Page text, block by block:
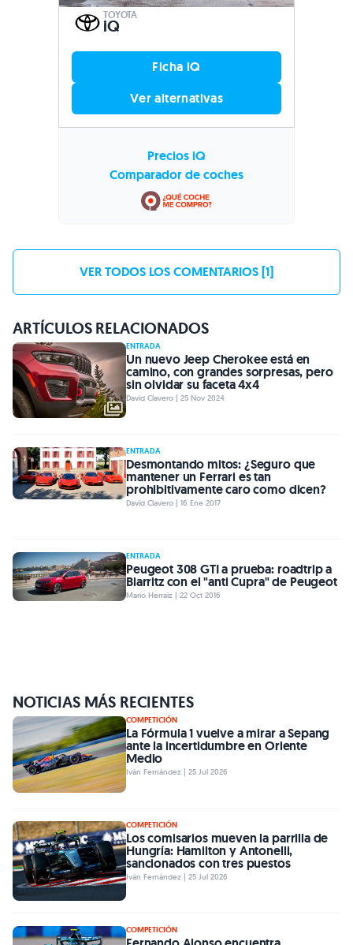
TOYOTA
iQ
Ficha iQ
Ver alternativas
Precios iQ
Comparador de coches
VER TODOS LOS COMENTARIOS [1]
ARTÍCULOS RELACIONADOS
ENTRADA
Un nuevo Jeep Cherokee está en
camino, con grandes sorpresas, pero
sin olvidar su faceta 4x4
David Clavero | 25 Nov 2024
ENTRADA
Desmontando mitos: ¿Seguro que
mantener un Ferrari es tan
prohibitivamente caro como dicen?
David Clavero | 16 Ene 2017
ENTRADA
Peugeot 308 GTI a prueba: roadtrip a
Biarritz con el "anti Cupra" de Peugeot
Mario Herraiz | 22 Oct 2016
NOTICIAS MÁS RECIENTES
COMPETICIÓN
La Fórmula 1 vuelve a mirar a Sepang
ante la incertidumbre en Oriente
Medio
Iván Fernández | 25 Jul 2026
COMPETICIÓN
Los comisarios mueven la parrilla de
Hungría: Hamilton y Antonelli,
sancionados con tres puestos
Iván Fernández | 25 Jul 2026
COMPETICIÓN